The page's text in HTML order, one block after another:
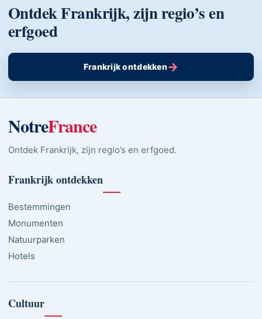
Ontdek Frankrijk, zijn regio’s en
erfgoed
Frankrijk ontdekken→
NotreFrance
Ontdek Frankrijk, zijn regio’s en erfgoed.
Frankrijk ontdekken
Bestemmingen
Monumenten
Natuurparken
Hotels
Cultuur